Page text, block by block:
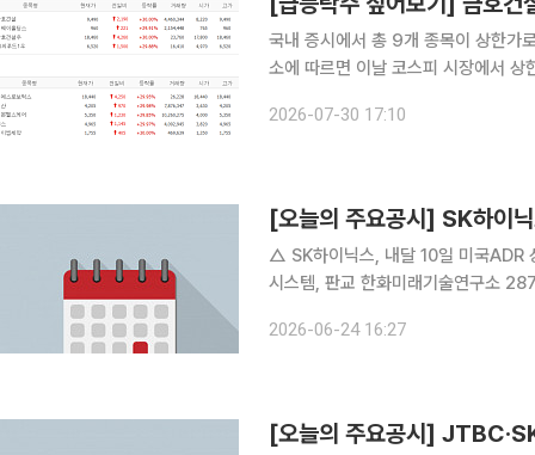
국내 증시에서 총 9개 종목이 상한가로 직
소에 따르면 이날 코스피 시장에서 상
금호건설우 역시 30.00% 오른 1만
2026-07-30 17:10
[오늘의 주요공시] SK하이닉
△ SK하이닉스, 내달 10일 미국ADR
시스템, 판교 한화미래기술연구소 2879억원에 매입 △ 한국전력공
2026-06-24 16:27
[오늘의 주요공시]